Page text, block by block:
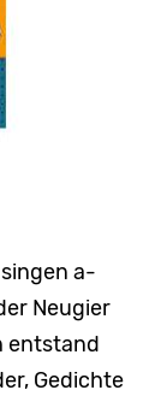
a-
Neugier
entstand
Gedichte